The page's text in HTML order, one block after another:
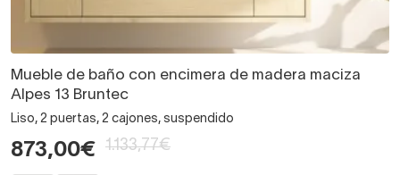
Mueble de baño con encimera de madera maciza
Alpes 13 Bruntec
Liso, 2 puertas, 2 cajones, suspendido
873,00€ 1.133,77€